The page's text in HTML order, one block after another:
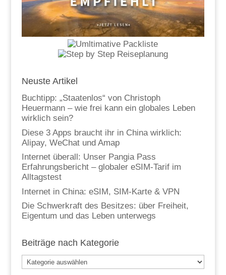
Neuste Artikel
Buchtipp: „Staatenlos“ von Christoph
Heuermann – wie frei kann ein globales Leben
wirklich sein?
Diese 3 Apps braucht ihr in China wirklich:
Alipay, WeChat und Amap
Internet überall: Unser Pangia Pass
Erfahrungsbericht – globaler eSIM-Tarif im
Alltagstest
Internet in China: eSIM, SIM-Karte & VPN
Die Schwerkraft des Besitzes: über Freiheit,
Eigentum und das Leben unterwegs
Beiträge nach Kategorie
Beiträge
nach